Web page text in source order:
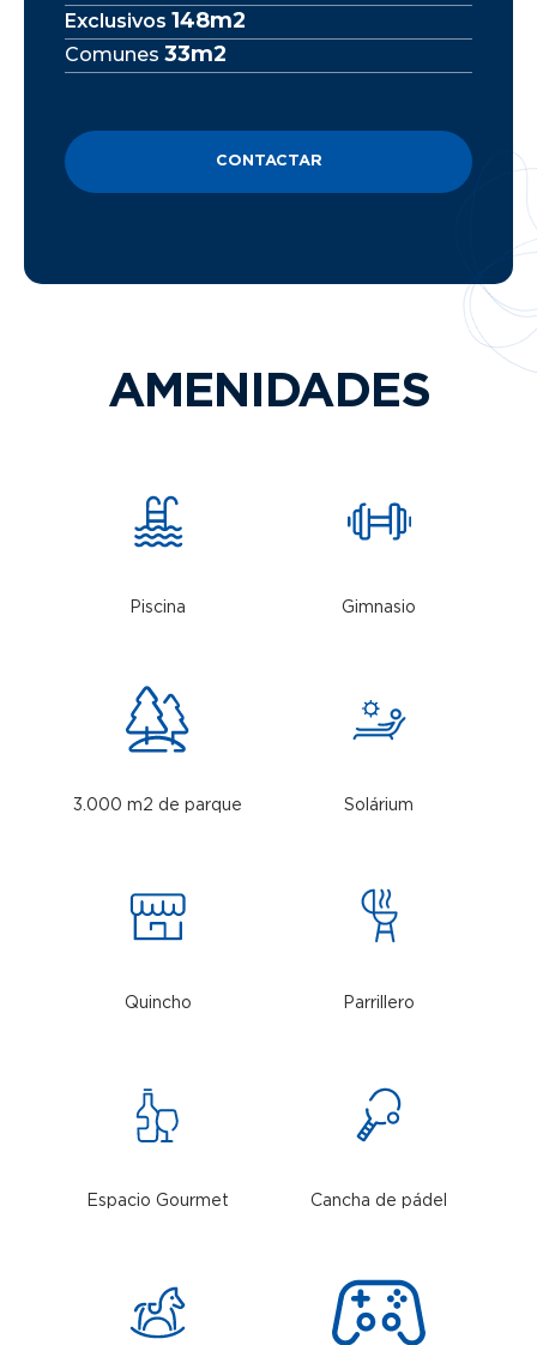
Exclusivos 148m2
Comunes 33m2
CONTACTAR
AMENIDADES
Piscina Gimnasio
3.000 m2 de parque Solárium
Quincho Parrillero
Espacio Gourmet Cancha de pádel